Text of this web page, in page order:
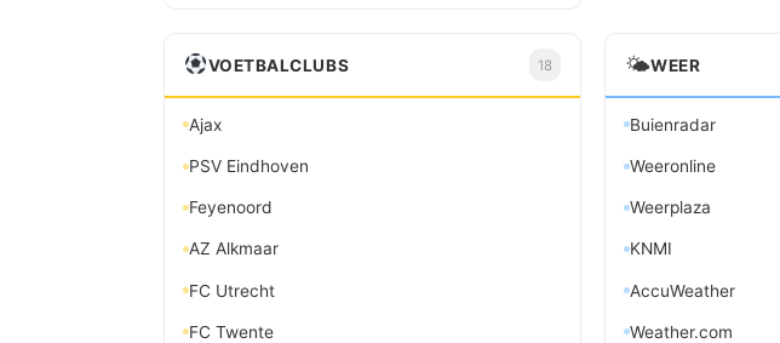
VOETBALCLUBS 18
Ajax
PSV Eindhoven
Feyenoord
AZ Alkmaar
FC Utrecht
FC Twente
🌤WEER
Buienradar
Weeronline
Weerplaza
KNMI
AccuWeather
Weather.com